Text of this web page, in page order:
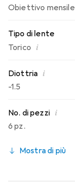
Obiettivo mensile
Tipo di lente
Torico i
Diottria i
-1.5
No. di pezzi i
6 pz.
Mostra di più